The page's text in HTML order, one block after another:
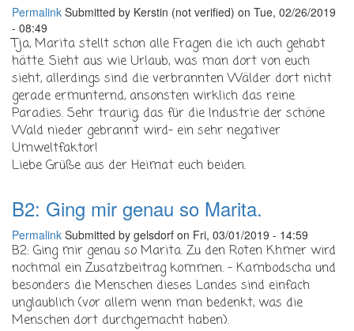
Permalink Submitted by Kerstin (not verified) on Tue, 02/26/2019
- 08:49
Tja, Marita stellt schon alle Fragen die ich auch gehabt
hätte. Sieht aus wie Urlaub, was man dort von euch
sieht, allerdings sind die verbrannten Wälder dort nicht
gerade ermunternd, ansonsten wirklich das reine
Paradies. Sehr traurig, das für die Industrie der schöne
Wald nieder gebrannt wird- ein sehr negativer
Umweltfaktor!
Liebe Grüße aus der Heimat euch beiden.
B2: Ging mir genau so Marita.
Permalink Submitted by gelsdorf on Fri, 03/01/2019 - 14:59
B2: Ging mir genau so Marita. Zu den Roten Khmer wird
nochmal ein Zusatzbeitrag kommen. - Kambodscha und
besonders die Menschen dieses Landes sind einfach
unglaublich (vor allem wenn man bedenkt, was die
Menschen dort durchgemacht haben).